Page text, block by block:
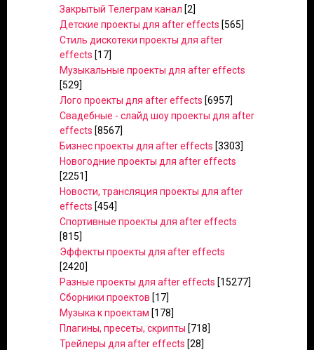
Закрытый Телеграм канал [2]
Детские проекты для after effects [565]
Стиль дискотеки проекты для after
effects [17]
Музыкальные проекты для after effects
[529]
Лого проекты для after effects [6957]
Свадебные - слайд шоу проекты для after
effects [8567]
Бизнес проекты для after effects [3303]
Новогодние проекты для after effects
[2251]
Новости, трансляция проекты для after
effects [454]
Спортивные проекты для after effects
[815]
Эффекты проекты для after effects
[2420]
Разные проекты для after effects [15277]
Сборники проектов [17]
Музыка к проектам [178]
Плагины, пресеты, скрипты [718]
Трейлеры для after effects [28]